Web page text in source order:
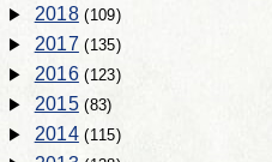
2018(109)
2017 (135)
2016(123)
2015(83)
2014(115)